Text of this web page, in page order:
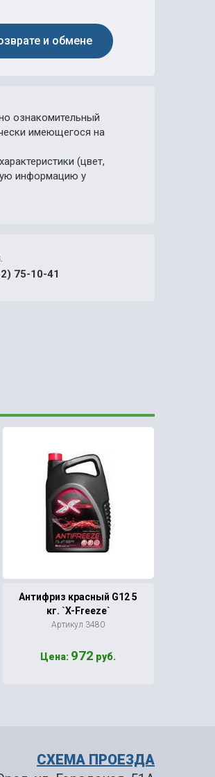
и обмене
ознакомительный
имеющегося на
(цвет,
информацию у
75-10-41
Антифриз красный G12 5
кг. `X-Freeze`
Артикул 3480
Цена: 972 руб.
СХЕМА ПРОЕЗДА